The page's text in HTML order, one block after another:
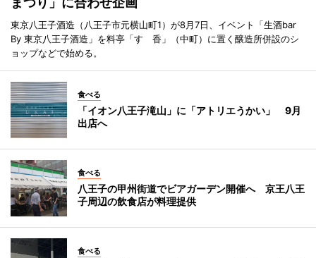
東京八王子酒造（八王子市元横山町1）が8月7日、イベント「生酒bar
By 東京八王子酒造」を料亭「すゞ香」（中町）に置く醸造所併設のシ
ョップなどで始める。
食べる
「イオン八王子滝山」に「アトリエうかい」 9月
出店へ
食べる
八王子の甲州街道でビアガーデン開催へ 京王八王
子周辺の飲食店が料理提供
食べる